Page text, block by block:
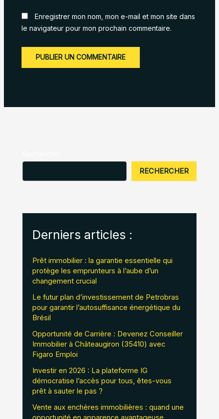
Enregistrer mon nom, mon e-mail et mon site dans
le navigateur pour mon prochain commentaire.
RECHERCHER
Derniers articles :
Prêt immobilier : la garantie essentielle qui
protège les emprunteurs à l’aube d’un
changement crucial
Le futur plan d’investissement de Petrobras
pour garantir l’autosuffisance énergétique du
Brésil
Opportunité de Carrière : Devenez Conseiller
Immobilier à Châteaugiron (35410) avec
Figaro Emploi
Investir en 2026 : La plateforme IG
démocratise l’accès pour tous, êtes-vous
prêt à sauter le pas ?
Vente aux enchères immobilières : quand une